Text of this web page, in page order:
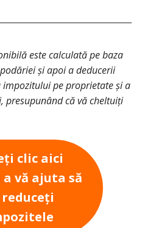
este calculată pe baza
și apoi a deducerii
pe proprietate și a
presupunând că vă cheltuiți
clic aici
vă ajuta să
reduceți